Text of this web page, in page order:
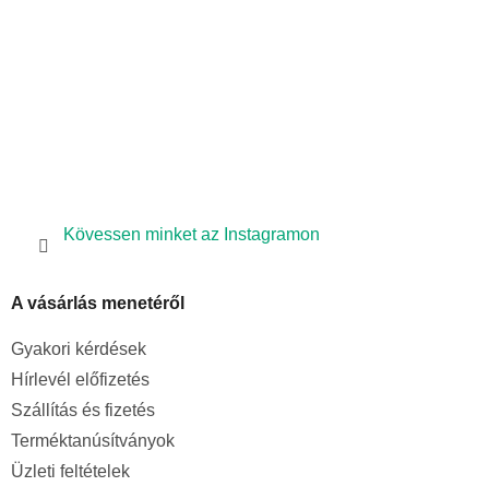
Kövessen minket az Instagramon
A vásárlás menetéről
Gyakori kérdések
Hírlevél előfizetés
Szállítás és fizetés
Terméktanúsítványok
Üzleti feltételek